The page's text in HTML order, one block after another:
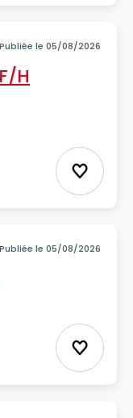
Publiée le 05/08/2026
H
Ajouter
Publiée le 05/08/2026
Ajouter